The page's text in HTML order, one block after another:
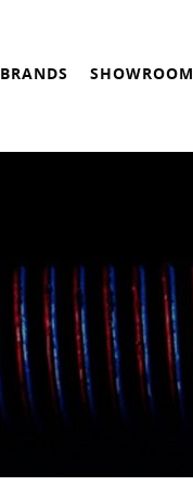
BRANDS SHOWROOM